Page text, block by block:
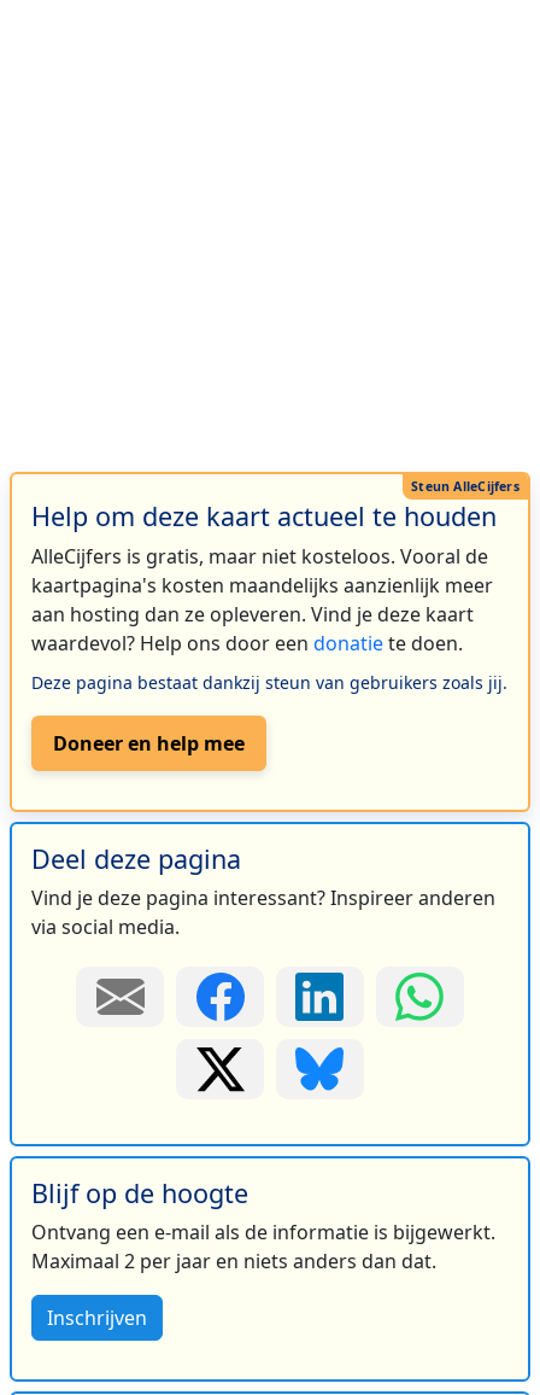
Help om deze kaart actueel te houden
AlleCijfers is gratis, maar niet kosteloos. Vooral de
kaartpagina's kosten maandelijks aanzienlijk meer
aan hosting dan ze opleveren. Vind je deze kaart
waardevol? Help ons door een donatiete doen.
Deze pagina bestaat dankzij steun van gebruikers zoals jij.
Doneer en help mee
Deel deze pagina
Vind je deze pagina interessant? Inspireer anderen
via social media.
Blijf op de hoogte
Ontvang een e-mail als de informatie is bijgewerkt.
Maximaal 2 per jaar en niets anders dan dat.
Inschrijven